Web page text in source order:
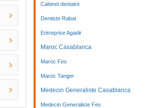
Cabinet dentaire
Dentiste Rabat
Entreprise Agadir
Maroc Casablanca
Maroc Fes
Maroc Tanger
Medecin Generaliste Casablanca
Medecin Generaliste Fes